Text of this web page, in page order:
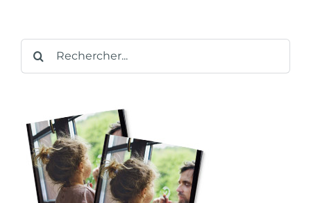
Rechercher: